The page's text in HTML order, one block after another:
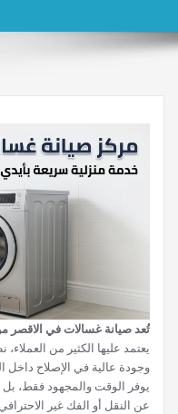
تُعد صيانة غسالات في الاقصر
يعتمد عليها الكثير من
وجودة عالية في الإصلاح داخل
يوفر الوقت والمجهود فقط، بل
عن النقل أو الفك غير